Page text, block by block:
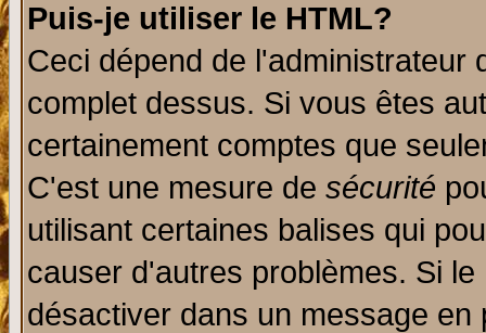
Puis-je utiliser le HTML?
Ceci dépend de l'administrateur
complet dessus. Si vous êtes
certainement comptes que
C'est une mesure de sécurité
utilisant certaines balises qui
causer d'autres problèmes. Si
désactiver dans un message